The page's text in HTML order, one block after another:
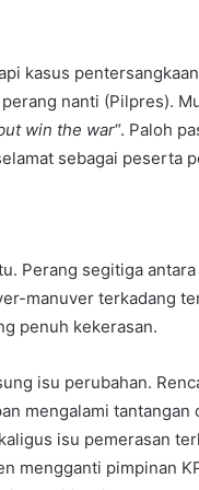
kasus
nanti (Pilpres).
win the war“. Paloh
sebagai peserta
Perang segitiga
manuver terkadang
penuh kekerasan.
isu perubahan.
mengalami
isu pemerasan
mengganti pimpinan